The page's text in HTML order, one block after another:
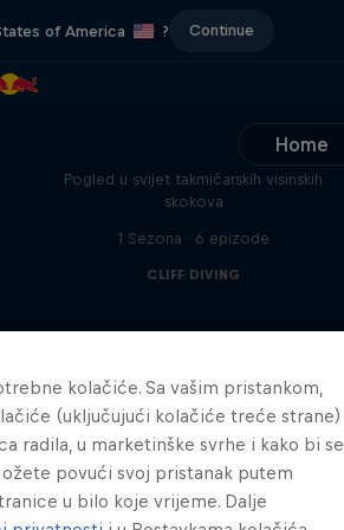
of America ? Continue
Home
Više od skoka
Pogled u svijet takmičarskih visinskih
skokova
1 Sezona · 6 epizode
CLIFF DIVING
kolačiće. Sa vašim pristankom,
(uključujući kolačiće treće strane)
radila, u marketinške svrhe i kako bi se
povući svoj pristanak putem
u bilo koje vrijeme. Dalje